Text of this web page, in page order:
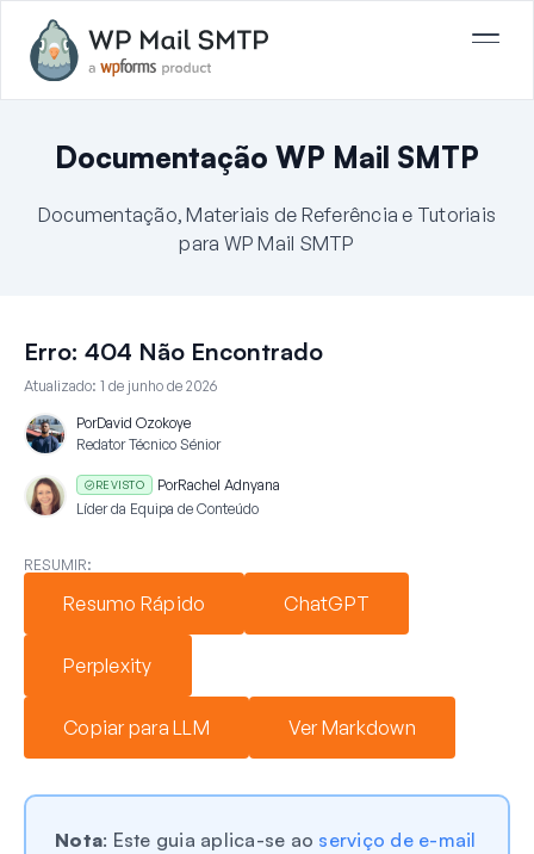
Documentação WP Mail SMTP
Documentação, Materiais de Referência e Tutoriais
para WP Mail SMTP
Erro: 404 Não Encontrado
Atualizado: 1 de junho de 2026
PorDavid Ozokoye
Redator Técnico Sénior
REVISTO PorRachel Adnyana
Líder da Equipa de Conteúdo
RESUMIR:
Resumo Rápido ChatGPT
Perplexity
Copiar para LLM Ver Markdown
Nota: Este guia aplica-se ao serviço de e-mail